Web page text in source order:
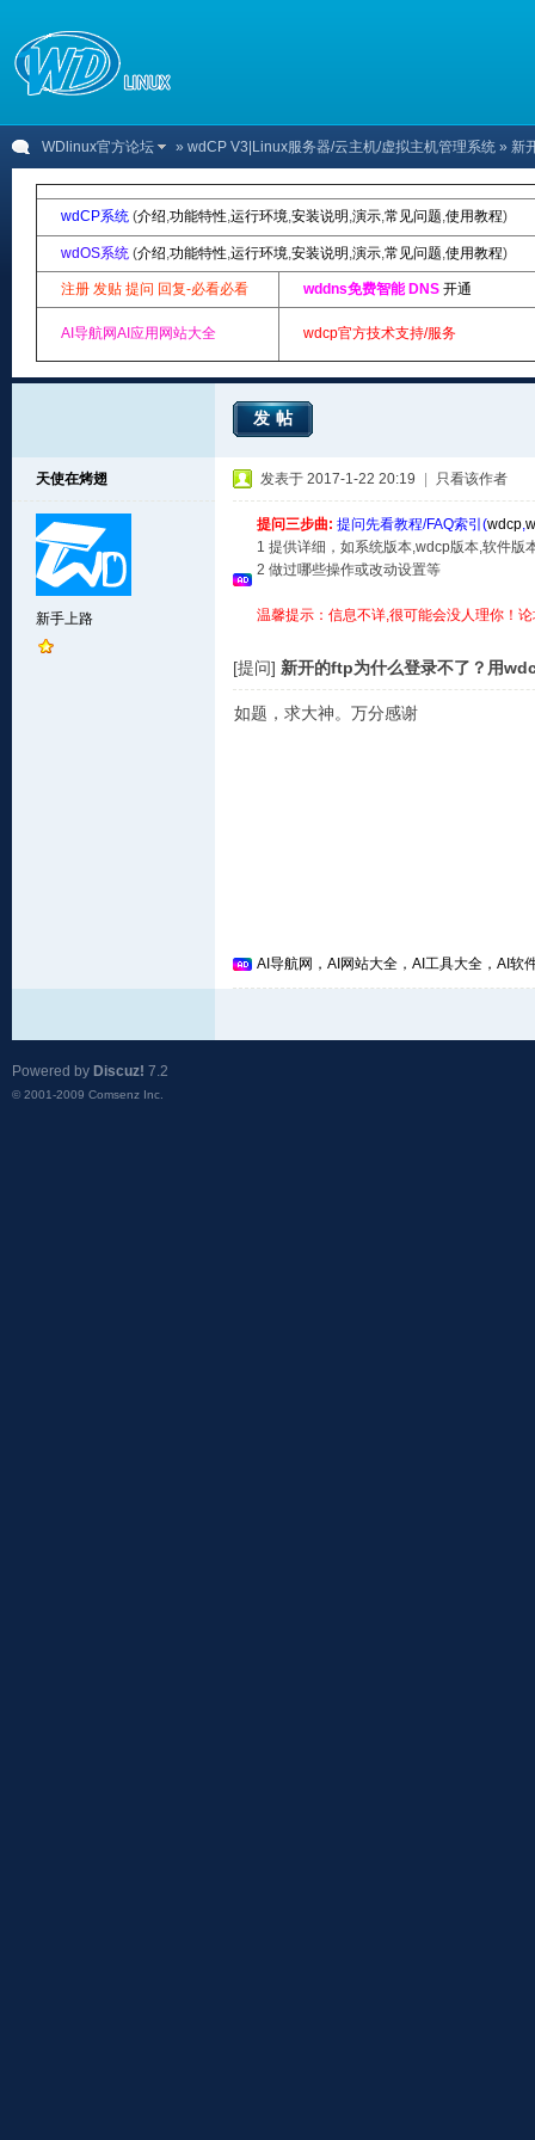
WDlinux官方论坛 » wdCP V3|Linux服务器/云主机/虚拟主机管理系统 » 新
wdCP系统 (介绍,功能特性,运行环境,安装说明 ,演示,常见问题,使用教程)
wdOS系统 (介绍,功能特性,运行环境,安装说明 ,演示,常见问题,使用教程)
注册 发贴 提问 回复-必看必看 wddns免费智能 DNS 开通
AI导航网AI应用网站大全 wdcp官方技术支持/服务
发帖
天使在烤翅
新手上路
发表于 2017-1-22 20:19 只看该作者
提问三步曲: 提问先看教程/FAQ索引(wdcp,
1 提供详细，如系统版本,wdcp版本,软件版
2 做过哪些操作或改动设置等
温馨提示：信息不详,很可能会没人理你！
[提问] 新开的ftp为什么登录不了？用
如题，求大神。万分感谢
AI导航网，AI网站大全，AI工具大全，AI软
Powered by Discuz! 7.2
© 2001-2009 Comsenz Inc.